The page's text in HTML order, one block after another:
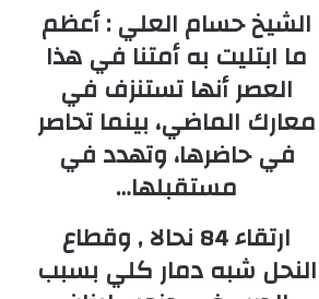
الشيخ حسام العلي : أعظم
ما ابتليت به أمتنا في هذا
العصر أنها تستنزف في
معارك الماضي، بينما تحاصر
في حاضرها، وتهدد في
مستقبلها…
ارتقاء 84 نحالا , وقطاع
النحل شبه دمار كلي بسبب